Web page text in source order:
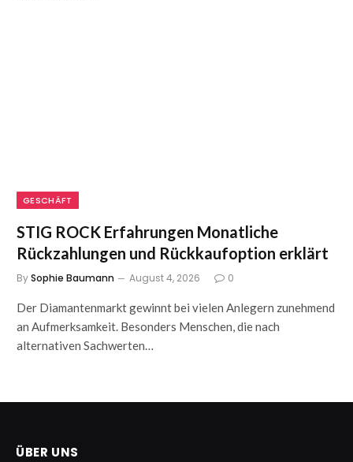
GESCHÄFT
STIG ROCK Erfahrungen Monatliche
Rückzahlungen und Rückkaufoption erklärt
BySophie Baumann August 4, 2026 0
Der Diamantenmarkt gewinnt bei vielen Anlegern zunehmend
an Aufmerksamkeit. Besonders Menschen, die nach
alternativen Sachwerten…
ÜBER UNS